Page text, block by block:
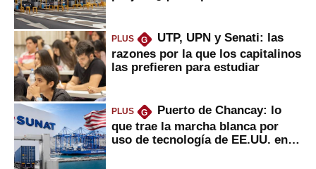
PLUS G
UTP, UPN y Senati: las
razones por la que los capitalinos
las prefieren para estudiar
PLUS G
Puerto de Chancay: lo
que trae la marcha blanca por
uso de tecnología de EE.UU. en